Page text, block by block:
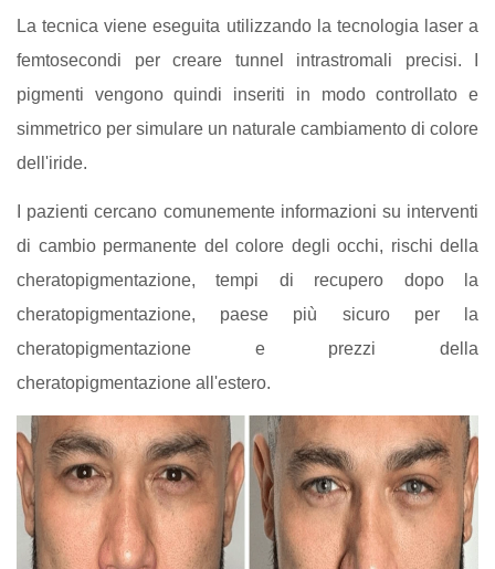
La tecnica viene eseguita utilizzando la tecnologia laser a
femtosecondi per creare tunnel intrastromali precisi. I
pigmenti vengono quindi inseriti in modo controllato e
simmetrico per simulare un naturale cambiamento di colore
dell'iride.
I pazienti cercano comunemente informazioni su interventi
di cambio permanente del colore degli occhi, rischi della
cheratopigmentazione, tempi di recupero dopo la
cheratopigmentazione, paese più sicuro per la
cheratopigmentazione e prezzi della
cheratopigmentazione all'estero.